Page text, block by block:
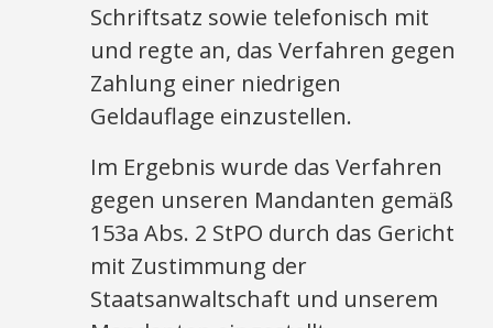
Schriftsatz sowie telefonisch mit
und regte an, das Verfahren gegen
Zahlung einer niedrigen
Geldauflage einzustellen.
Im Ergebnis wurde das Verfahren
gegen unseren Mandanten gemäß
153a Abs. 2 StPO durch das Gericht
mit Zustimmung der
Staatsanwaltschaft und unserem